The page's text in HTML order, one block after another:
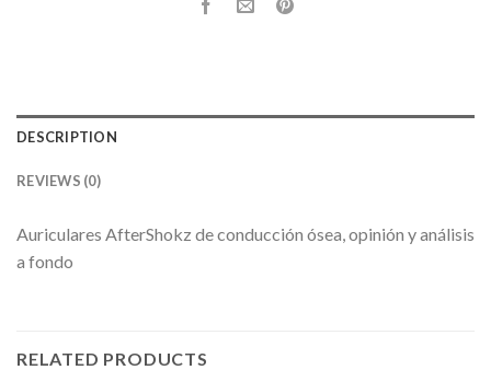
DESCRIPTION
REVIEWS (0)
Auriculares AfterShokz de conducción ósea, opinión y análisis
a fondo
RELATED PRODUCTS